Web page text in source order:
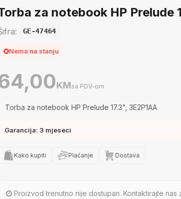
za notebook HP Prelude
GE-47464
Nema na stanju
KMsa PDV-om
Torba za notebook HP Prelude 17.3", 3E2P1AA
Garancija: 3 mjeseci
Kako kupiti Plaćanje Dostava
Proizvod trenutno nije dostupan. Kontaktirajte nas